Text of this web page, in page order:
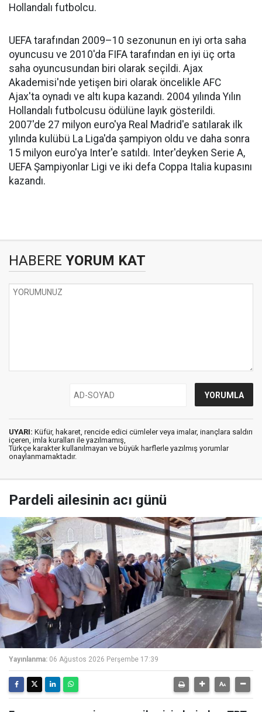
Hollandalı futbolcu.
UEFA tarafından 2009–10 sezonunun en iyi orta saha
oyuncusu ve 2010'da FIFA tarafından en iyi üç orta
saha oyuncusundan biri olarak seçildi. Ajax
Akademisi'nde yetişen biri olarak öncelikle AFC
Ajax'ta oynadı ve altı kupa kazandı. 2004 yılında Yılın
Hollandalı futbolcusu ödülüne layık gösterildi.
2007'de 27 milyon euro'ya Real Madrid'e satılarak ilk
yılında kulübü La Liga'da şampiyon oldu ve daha sonra
15 milyon euro'ya Inter'e satıldı. Inter'deyken Serie A,
UEFA Şampiyonlar Ligi ve iki defa Coppa Italia kupasını
kazandı.
HABERE YORUM KAT
UYARI: Küfür, hakaret, rencide edici cümleler veya imalar, inançlara saldırı
içeren, imla kuralları ile yazılmamış,
Türkçe karakter kullanılmayan ve büyük harflerle yazılmış yorumlar
onaylanmamaktadır.
Pardeli ailesinin acı günü
Yayınlanma: 06 Ağustos 2026 Perşembe 17:39